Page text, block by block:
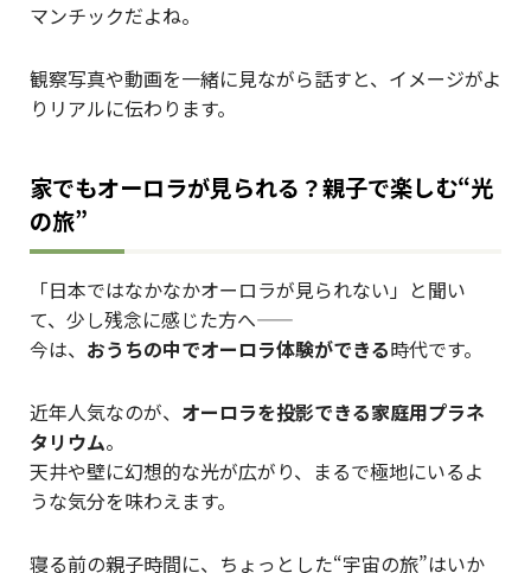
マンチックだよね。
観察写真や動画を一緒に見ながら話すと、イメージがよ
りリアルに伝わります。
家でもオーロラが見られる？親子で楽しむ“光
の旅”
「日本ではなかなかオーロラが見られない」と聞い
て、少し残念に感じた方へ——
今は、 おうちの中でオーロラ体験ができる時代です。
近年人気なのが、 オーロラを投影できる家庭用プラネ
タリウム。
天井や壁に幻想的な光が広がり、まるで極地にいるよ
うな気分を味わえます。
寝る前の親子時間に、ちょっとした“宇宙の旅”はいか